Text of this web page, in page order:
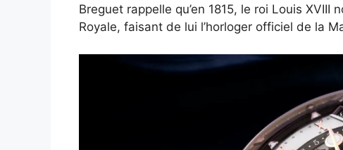
Breguet rappelle qu’en 1815, le roi Louis
Royale, faisant de lui l’horloger officiel de la